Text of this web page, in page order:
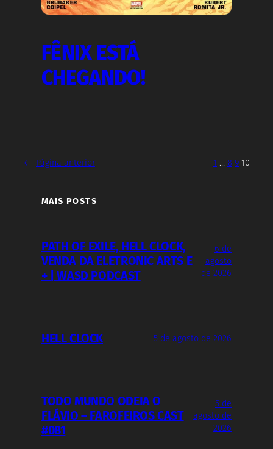
FÊNIX ESTÁ
CHEGANDO!
← Página anterior 1 … 8 9 10
MAIS POSTS
PATH OF EXILE, HELL CLOCK,
VENDA DA ELETRONIC ARTS E
+ | WASD PODCAST
6 de
agosto
de 2026
HELL CLOCK 5 de agosto de 2026
TODO MUNDO ODEIA O
FLÁVIO – FAROFEIROS CAST
#081
5 de
agosto de
2026